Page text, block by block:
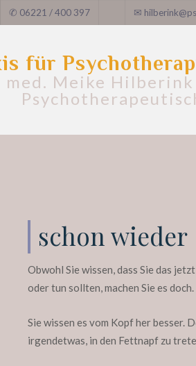
✆ 06221 / 400 397 ✉
für
med. Meike
schon wieder
Obwohl Sie wissen, dass Sie das
oder tun sollten, machen Sie es doch.
Sie wissen es vom Kopf her besser.
irgendetwas, in den Fettnapf zu